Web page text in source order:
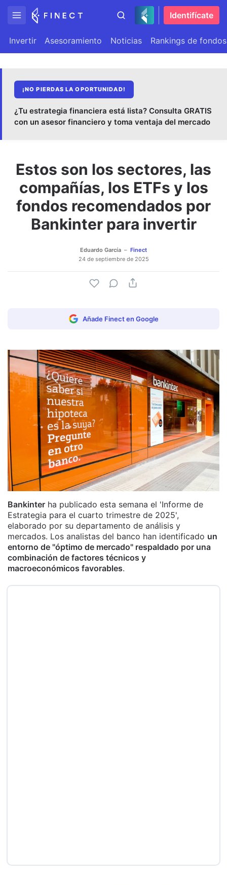
Identifícate
Invertir Asesoramiento Noticias Rankings de fondos
¡NO PIERDAS LA OPORTUNIDAD!
¿Tu estrategia financiera está lista? Consulta GRATIS
con un asesor financiero y toma ventaja del mercado
Estos son los sectores, las
compañías, los ETFs y los
fondos recomendados por
Bankinter para invertir
Eduardo García
Finect
24 de septiembre de 2025
Añade Finect en Google
Bankinter ha publicado esta semana el 'Informe de
Estrategia para el cuarto trimestre de 2025',
elaborado por su departamento de análisis y
mercados. Los analistas del banco han identificado un
entorno de "óptimo de mercado" respaldado por una
combinación de factores técnicos y
macroeconómicos favorables.